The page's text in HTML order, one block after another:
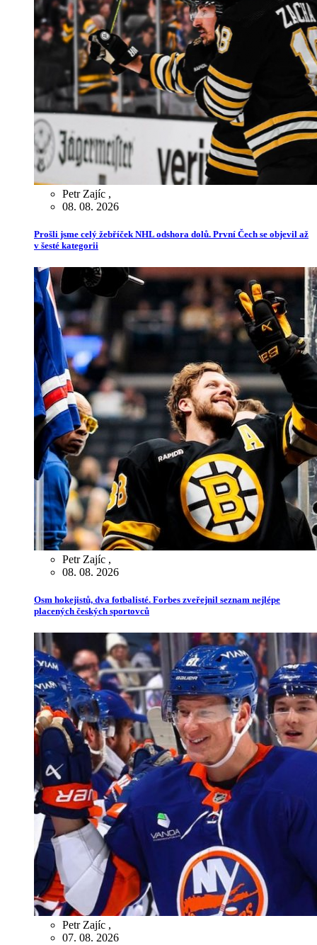
Petr Zajíc ,
08. 08. 2026
Prošli jsme celý žebříček NHL odshora dolů. První Čech se objevil až
v šesté kategorii
Petr Zajíc ,
08. 08. 2026
Osm hokejistů, dva fotbalisté. Forbes zveřejnil seznam nejlépe
placených českých sportovců
Petr Zajíc ,
07. 08. 2026